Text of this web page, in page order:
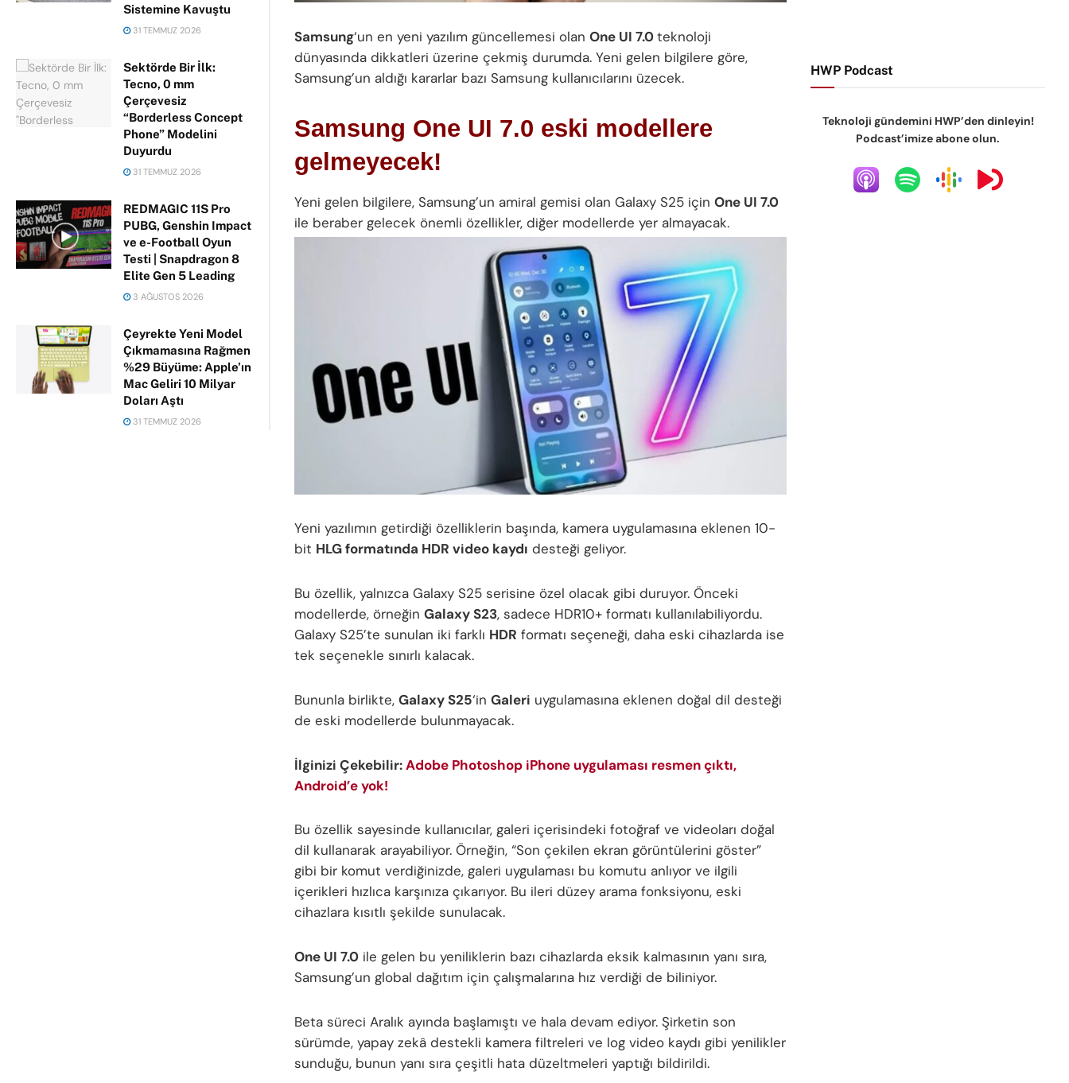
Sistemine Kavuştu
31 TEMMUZ 2026
Sektörde Bir İlk:
Tecno, 0 mm
Çerçevesiz
“Borderless Concept
Phone” Modelini
Duyurdu
31 TEMMUZ 2026
REDMAGIC 11S Pro
PUBG, Genshin Impact
ve e-Football Oyun
Testi | Snapdragon 8
Elite Gen 5 Leading
3 AĞUSTOS 2026
Çeyrekte Yeni Model
Çıkmamasına Rağmen
%29 Büyüme: Apple’ın
Mac Geliri 10 Milyar
Doları Aştı
31 TEMMUZ 2026
Samsung‘un en yeni yazılım güncellemesi olan One UI 7.0teknoloji
dünyasında dikkatleri üzerine çekmiş durumda. Yeni gelen bilgilere göre,
Samsung’un aldığı kararlar bazı Samsung kullanıcılarını üzecek.
Samsung One UI 7.0 eski modellere
gelmeyecek!
Yeni gelen bilgilere, Samsung’un amiral gemisi olan Galaxy S25 için One UI 7.0
ile beraber gelecek önemli özellikler, diğer modellerde yer almayacak.
Yeni yazılımın getirdiği özelliklerin başında, kamera uygulamasına eklenen 10-
bit HLG formatında HDR video kaydı desteği geliyor.
Bu özellik, yalnızca Galaxy S25 serisine özel olacak gibi duruyor. Önceki
modellerde, örneğin Galaxy S23, sadece HDR10+ formatı kullanılabiliyordu.
Galaxy S25’te sunulan iki farklı HDR formatı seçeneği, daha eski cihazlarda ise
tek seçenekle sınırlı kalacak.
Bununla birlikte, Galaxy S25‘in Galeri uygulamasına eklenen doğal dil desteği
de eski modellerde bulunmayacak.
İlginizi Çekebilir:Adobe Photoshop iPhone uygulaması resmen çıktı,
Android’e yok!
Bu özellik sayesinde kullanıcılar, galeri içerisindeki fotoğraf ve videoları doğal
dil kullanarak arayabiliyor. Örneğin, “Son çekilen ekran görüntülerini göster”
gibi bir komut verdiğinizde, galeri uygulaması bu komutu anlıyor ve ilgili
içerikleri hızlıca karşınıza çıkarıyor. Bu ileri düzey arama fonksiyonu, eski
cihazlara kısıtlı şekilde sunulacak.
One UI 7.0 ile gelen bu yeniliklerin bazı cihazlarda eksik kalmasının yanı sıra,
Samsung’un global dağıtım için çalışmalarına hız verdiği de biliniyor.
Beta süreci Aralık ayında başlamıştı ve hala devam ediyor. Şirketin son
sürümde, yapay zekâ destekli kamera filtreleri ve log video kaydı gibi yenilikler
sunduğu, bunun yanı sıra çeşitli hata düzeltmeleri yaptığı bildirildi.
HWP Podcast
Teknoloji gündemini HWP’den dinleyin!
Podcast’imize abone olun.